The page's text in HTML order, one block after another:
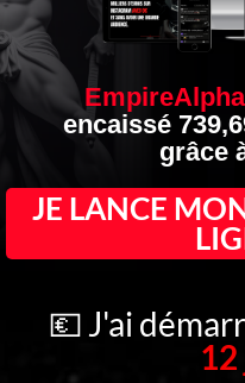
encaissé
grâce
JE LANCE
💶 J'ai
12